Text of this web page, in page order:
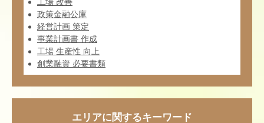
工場 改善
政策金融公庫
経営計画 策定
事業計画書 作成
工場 生産性 向上
創業融資 必要書類
エリアに関するキーワード